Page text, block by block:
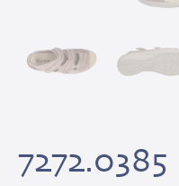
7272.0385